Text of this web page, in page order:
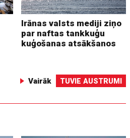
Irānas valsts mediji ziņo
par naftas tankkuģu
kuģošanas atsākšanos
Vairāk TUVIE AUSTRUMI